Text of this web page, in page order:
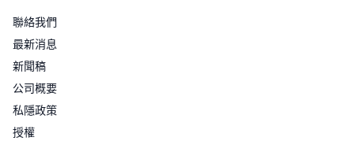
聯絡我們
最新消息
新聞稿
公司概要
私隱政策
授權